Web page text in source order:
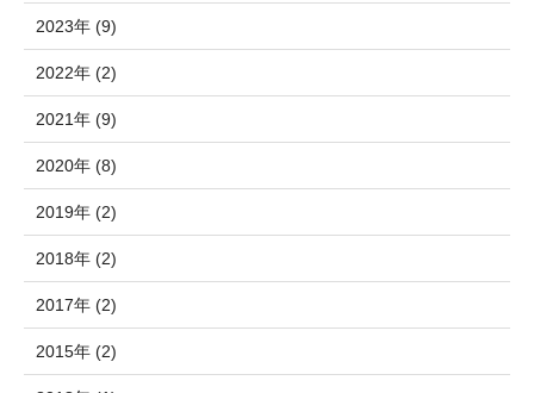
2023年 (9)
2022年 (2)
2021年 (9)
2020年 (8)
2019年 (2)
2018年 (2)
2017年 (2)
2015年 (2)